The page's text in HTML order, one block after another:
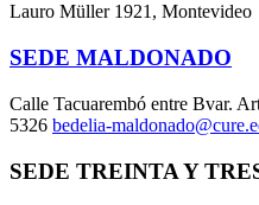
Lauro Müller 1921, Montevideo
SEDE MALDONADO
Calle Tacuarembó entre Bvar.
5326 bedelia-
SEDE TREINTA Y